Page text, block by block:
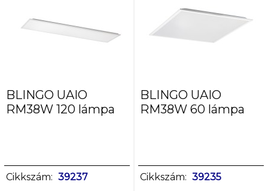
BLINGO UAIO
RM38W 120 lámpa
Cikkszám: 39237
BLINGO UAIO
RM38W 60 lámpa
Cikkszám: 39235